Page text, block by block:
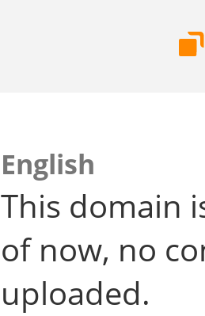
English
This domain
of now, no
uploaded.